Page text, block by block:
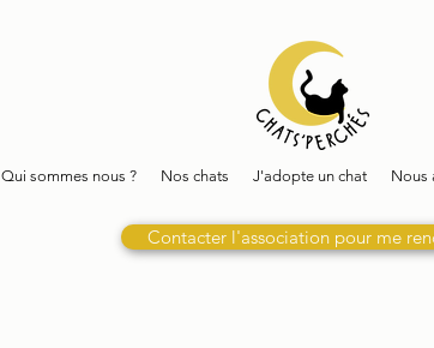
Qui sommes nous ? Nos chats J'adopte un chat Nous
Contacter l'association pour me